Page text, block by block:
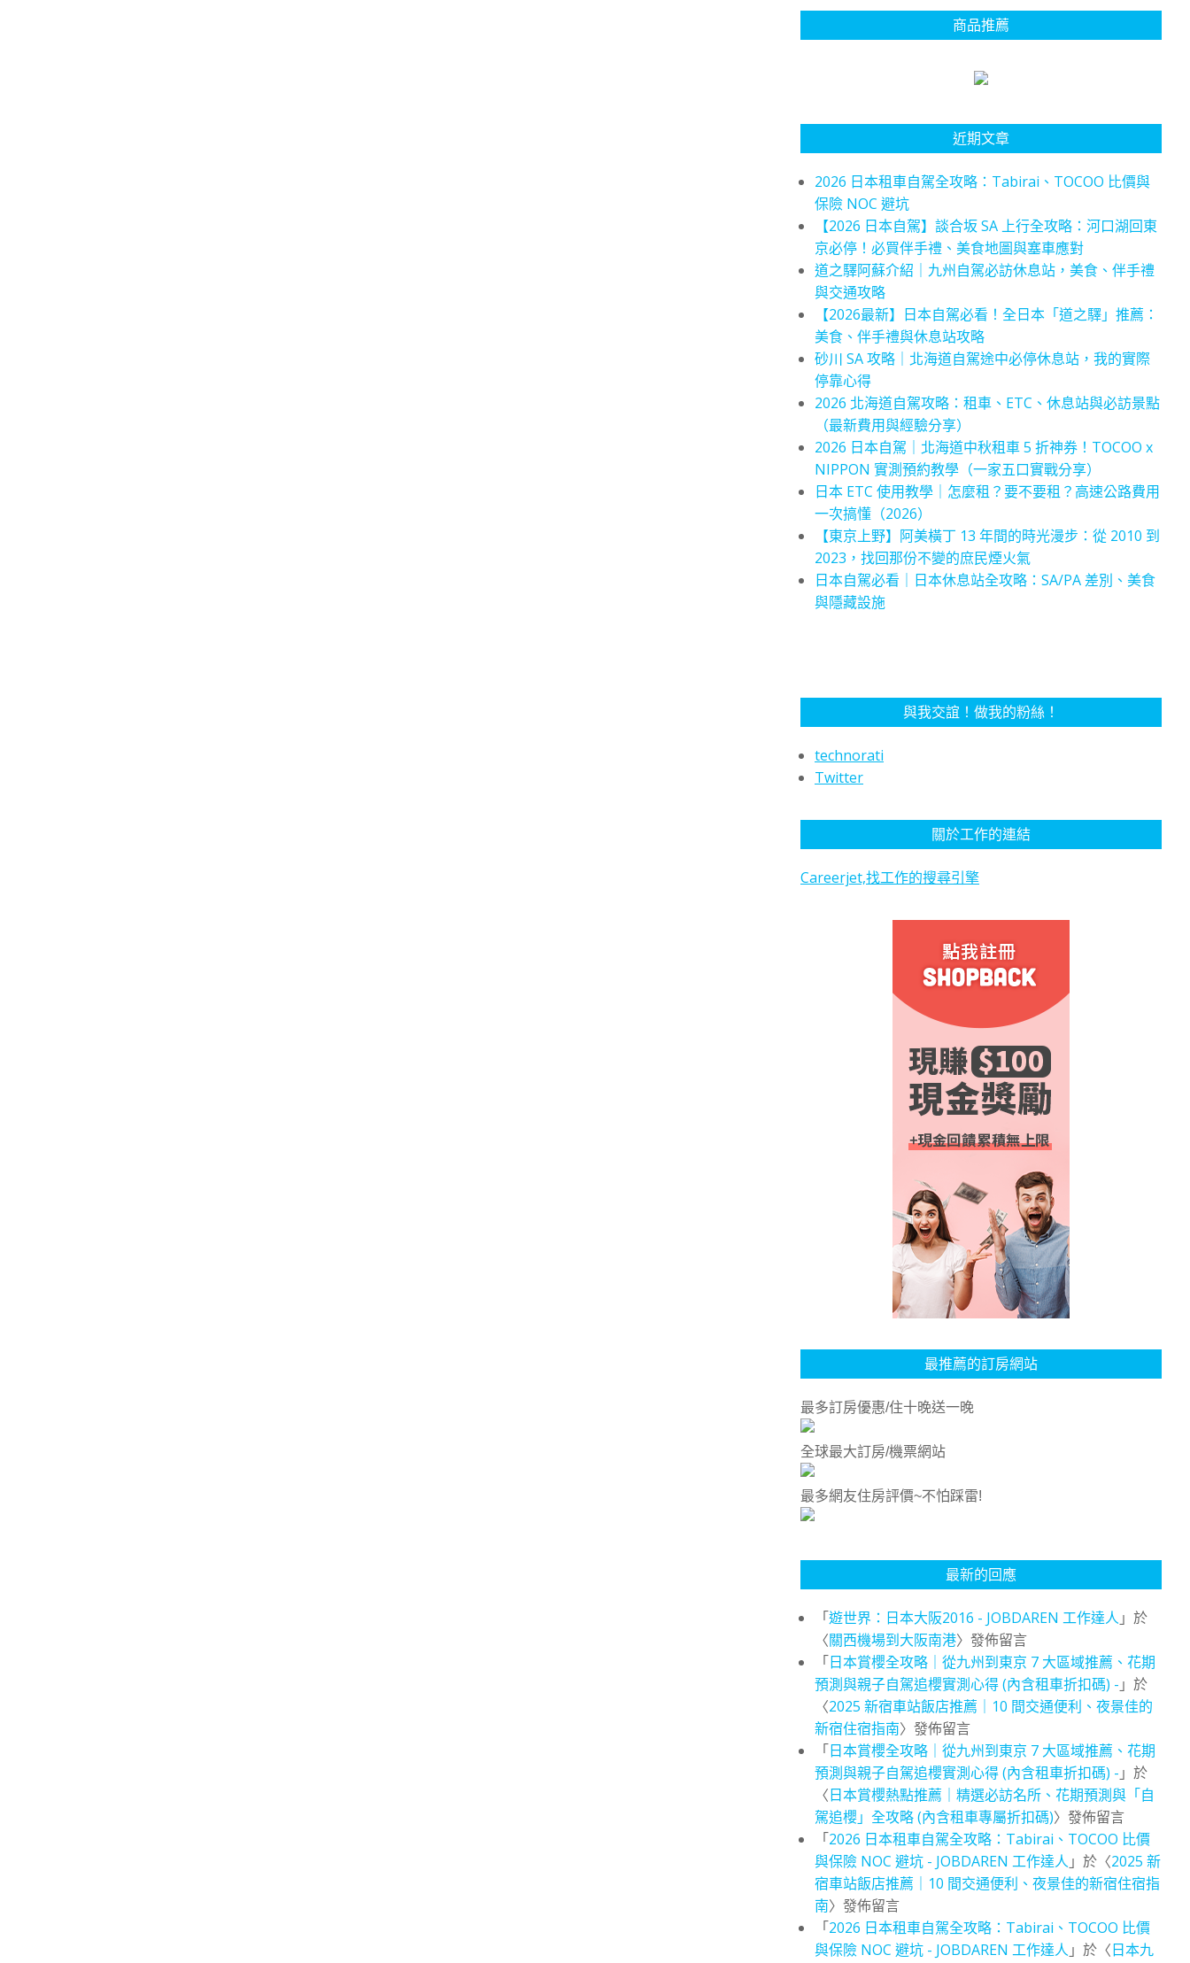
商品推薦
近期文章
2026 日本租車自駕全攻略：Tabirai、TOCOO 比價與
保險 NOC 避坑
【2026 日本自駕】談合坂 SA 上行全攻略：河口湖回東
京必停！必買伴手禮、美食地圖與塞車應對
道之驛阿蘇介紹｜九州自駕必訪休息站，美食、伴手禮
與交通攻略
【2026最新】日本自駕必看！全日本「道之驛」推薦：
美食、伴手禮與休息站攻略
砂川 SA 攻略｜北海道自駕途中必停休息站，我的實際
停靠心得
2026 北海道自駕攻略：租車、ETC、休息站與必訪景點
（最新費用與經驗分享）
2026 日本自駕｜北海道中秋租車 5 折神券！TOCOO x
NIPPON 實測預約教學（一家五口實戰分享）
日本 ETC 使用教學｜怎麼租？要不要租？高速公路費用
一次搞懂（2026）
【東京上野】阿美橫丁 13 年間的時光漫步：從 2010 到
2023，找回那份不變的庶民煙火氣
日本自駕必看｜日本休息站全攻略：SA/PA 差別、美食
與隱藏設施
與我交誼！做我的粉絲！
technorati
Twitter
關於工作的連結
Careerjet,找工作的搜尋引擎
最推薦的訂房網站
最多訂房優惠/住十晚送一晚
全球最大訂房/機票網站
最多網友住房評價~不怕踩雷!
最新的回應
「遊世界：日本大阪2016 - JOBDAREN 工作達人 」於
〈關西機場到大阪南港〉發佈留言
「日本賞櫻全攻略｜從九州到東京 7 大區域推薦、花期
預測與親子自駕追櫻實測心得 (內含租車折扣碼) - 」於
〈2025 新宿車站飯店推薦｜10 間交通便利、夜景佳的
新宿住宿指南〉發佈留言
「日本賞櫻全攻略｜從九州到東京 7 大區域推薦、花期
預測與親子自駕追櫻實測心得 (內含租車折扣碼) - 」於
〈日本賞櫻熱點推薦｜精選必訪名所、花期預測與「自
駕追櫻」全攻略 (內含租車專屬折扣碼)〉發佈留言
「2026 日本租車自駕全攻略：Tabirai、TOCOO 比價
與保險 NOC 避坑 - JOBDAREN 工作達人 」於〈2025 新
宿車站飯店推薦｜10 間交通便利、夜景佳的新宿住宿指
南〉發佈留言
「2026 日本租車自駕全攻略：Tabirai、TOCOO 比價
與保險 NOC 避坑 - JOBDAREN 工作達人 」於〈日本九